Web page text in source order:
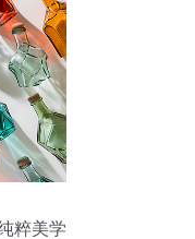
粹美学